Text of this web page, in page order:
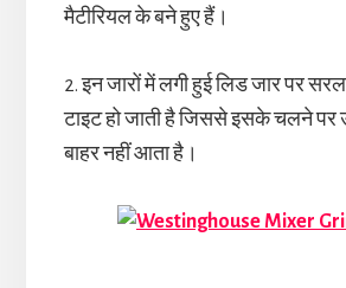
मैटीरियल के बने हुए हैं।
2. इन जारों में लगी हुई लिड जार पर
टाइट हो जाती है जिससे इसके चलने
बाहर नहीं आता है।